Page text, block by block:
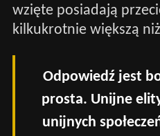
wzięte posiadają
kilkukrotnie większą
Odpowiedź jest
prosta. Unijne
unijnych